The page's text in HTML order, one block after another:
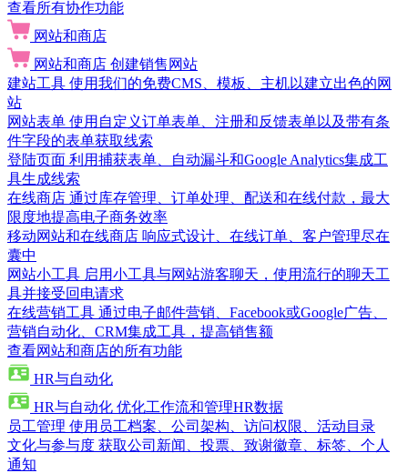
查看所有协作功能
网站和商店
网站和商店 创建销售网站
建站工具 使用我们的免费CMS、模板、主机以建立出色的网
站
网站表单 使用自定义订单表单、注册和反馈表单以及带有条
件字段的表单获取线索
登陆页面 利用捕获表单、自动漏斗和Google Analytics集成工
具生成线索
在线商店 通过库存管理、订单处理、配送和在线付款，最大
限度地提高电子商务效率
移动网站和在线商店 响应式设计、在线订单、客户管理尽在
囊中
网站小工具 启用小工具与网站游客聊天，使用流行的聊天工
具并接受回电请求
在线营销工具 通过电子邮件营销、Facebook或Google广告、
营销自动化、CRM集成工具，提高销售额
查看网站和商店的所有功能
HR与自动化
HR与自动化 优化工作流和管理HR数据
员工管理 使用员工档案、公司架构、访问权限、活动目录
文化与参与度 获取公司新闻、投票、致谢徽章、标签、个人
通知